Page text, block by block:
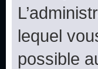
lequel
possible